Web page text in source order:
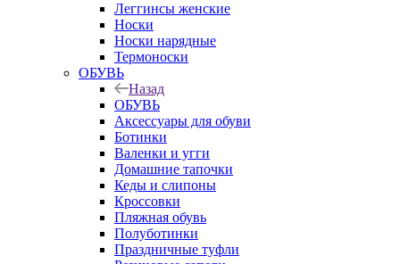
Леггинсы женские
Носки
Носки нарядные
Термоноски
ОБУВЬ
Назад
ОБУВЬ
Аксессуары для обуви
Ботинки
Валенки и угги
Домашние тапочки
Кеды и слипоны
Кроссовки
Пляжная обувь
Полуботинки
Праздничные туфли